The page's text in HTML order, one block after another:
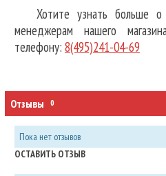
Хотите узнать больше о
менеджерам нашего
телефону: 8(495)241-04-69
Отзывы 0
Пока нет отзывов
ОСТАВИТЬ ОТЗЫВ